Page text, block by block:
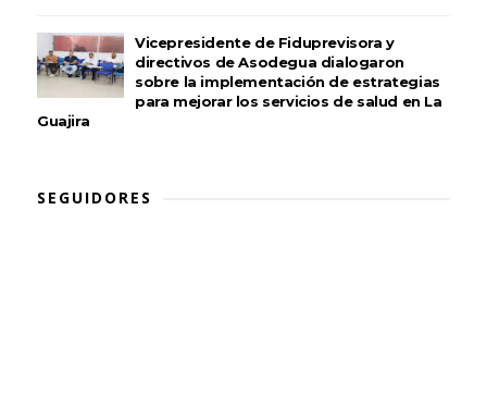
Vicepresidente de Fiduprevisora y
directivos de Asodegua dialogaron
sobre la implementación de estrategias
para mejorar los servicios de salud en La
Guajira
SEGUIDORES